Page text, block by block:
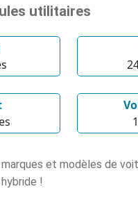
utilitaires
s
s
et modèles de
!